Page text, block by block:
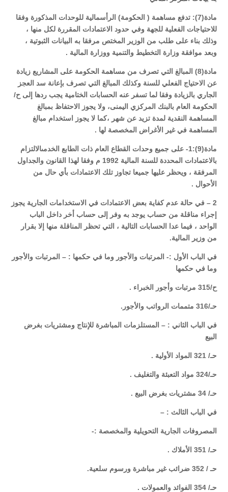
مادة(7): تدفع مساهمة ( الحكومة) الرأسمالية للوحدات المذكورة وفقا
للاحتياجات الفعلية للجهة وفي حدود الاعتمادات المقررة لكل منها ،
وذلك بناء على طلب من الوزير المختص مرفقا به البيانات الثبوتية ،
وبعد موافقة وزارة التخطيط والتنمية ووزارة المالية .
مادة(8) المبالغ التي تصرف من مساهمة الحكومة على المشاريع زيادة
عن الاحتياج الفعلي للسنة وكذلك المبالغ التي تصرف بإعانة سد العجز
الجاري بالزيادة وفقا لما تسفر عنه الحسابات الختامية يجب ردها إلى ح/
الحكومة العام بالبنك المركزي اليمنى، ولا يجوز الاحتفاظ بمبالغ
المساهمة النقدية لمدة تزيد عن شهر ،كما لا يجوز استخدام مبالغ
المساهمة في غير الأغراض المخصصة لها .
مادة(9):1- على جميع وحدات القطاع العام ذات الطابع الخدمىالالتزام
بالاعتمادات المحددة للسنة المالية 1992 م وفقا لهذا القانون والجداول
المرفقة ، ويحظر عليها جميعا تجاوز تلك الاعتمادات بأي حال من
الأحوال .
2 – في حالة عدم كفاية بعض الاعتمادات في الاستخدامات الجارية يجوز
إجراء مناقلة من حساب يوجد به وفر إلى حساب أخر داخل الباب
الواحد ، فيما عدا الحسابات التالية ، التي تحظر المناقلة منها إلا بقرار
من وزير المالية.
في الباب الأول :- المرتبات والأجور وما في حكمها : – المرتبات والأجور
وما في حكمها
ح/315 مرتبات وأجور الخبراء .
حـ/316 متممات الرواتب والأجور.
في الباب الثاني : – المستلزمات المباشرة للإنتاج ومشتريات بغرض
البيع
حـ/ 321 المواد الأولية .
حـ/324 مواد التعبئة والتغليف .
حـ/ 34 مشتريات بغرض البيع .
في الباب الثالث : –
المصروفات الجارية التحويلية والمخصصة :-
حـ/ 351 الأملاك .
حـ / 352 ضرائب غير مباشرة ورسوم سلعية.
حـ/ 354 الفوائد والعمولات .